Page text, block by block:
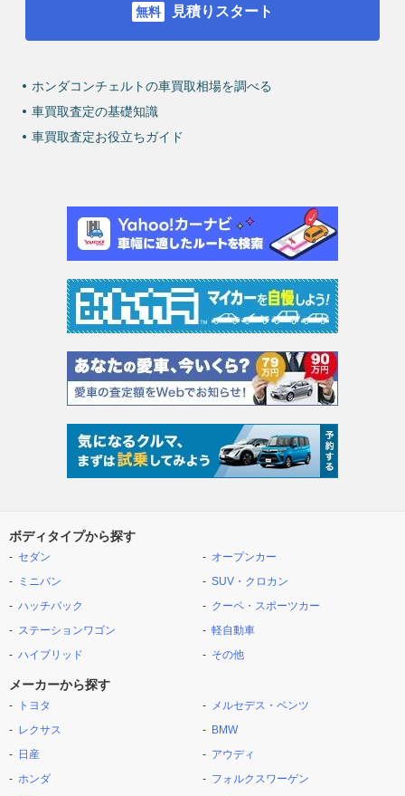
見積りスタート
ホンダコンチェルトの車買取相場を調べる
車買取査定の基礎知識
車買取査定お役立ちガイド
ボディタイプから探す
セダン
ミニバン
ハッチバック
ステーションワゴン
ハイブリッド
オープンカー
SUV・クロカン
クーペ・スポーツカー
軽自動車
その他
メーカーから探す
トヨタ
レクサス
日産
ホンダ
メルセデス・ベンツ
BMW
アウディ
フォルクスワーゲン